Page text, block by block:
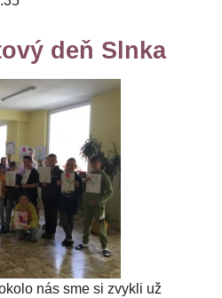
deň Slnka
nás sme si zvykli už